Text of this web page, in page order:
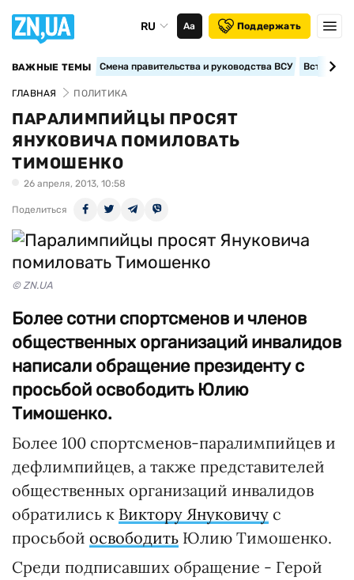
RU Аа Поддержать
ВАЖНЫЕ ТЕМЫ Смена правительства и руководства ВСУ
ГЛАВНАЯ ПОЛИТИКА
ПАРАЛИМПИЙЦЫ ПРОСЯТ
ЯНУКОВИЧА ПОМИЛОВАТЬ
ТИМОШЕНКО
26 апреля, 2013, 10:58
Поделиться
© ZN.UA
Более сотни спортсменов и членов
общественных организаций инвалидов
написали обращение президенту с
просьбой освободить Юлию
Тимошенко.
Более 100 спортсменов-паралимпийцев и
дефлимпийцев, а также представителей
общественных организаций инвалидов
обратились к Виктору Януковичу с
просьбой освободить Юлию Тимошенко.
Среди подписавших обращение - Герой